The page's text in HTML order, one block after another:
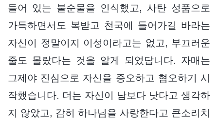
들어 있는 불순물을 인식했고, 사탄 성품으로
가득하면서도 복받고 천국에 들어가길 바라는
자신이 정말이지 이성이라고는 없고, 부끄러운
줄도 몰랐다는 것을 알게 되었답니다. 자매는
그제야 진심으로 자신을 증오하고 혐오하기 시
작했습니다. 더는 자신이 남보다 낫다고 생각하
지 않았고, 감히 하나님을 사랑한다고 큰소리치